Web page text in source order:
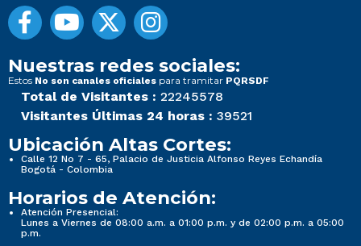
Nuestras redes sociales:
Estos No son canales oficiales para tramitar PQRSDF
Total de Visitantes : 22245578
Visitantes Últimas 24 horas : 39521
Ubicación Altas Cortes:
Calle 12 No 7 - 65, Palacio de Justicia Alfonso Reyes Echandía
Bogotá - Colombia
Horarios de Atención:
Atención Presencial:
Lunes a Viernes de 08:00 a.m. a 01:00 p.m. y de 02:00 p.m. a 05:00
p.m.